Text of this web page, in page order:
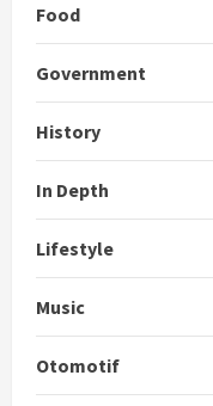
Food
Government
History
In Depth
Lifestyle
Music
Otomotif